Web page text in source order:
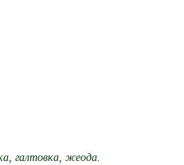
галтовка, жеода.